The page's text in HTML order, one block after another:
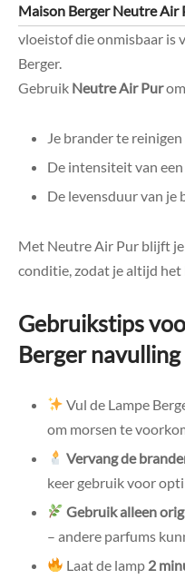
Maison Berger Neutre Air
vloeistof die onmisbaar is
Berger.
Gebruik Neutre Air Pur
Je brander te
De intensiteit van
De levensduur van je
Met Neutre Air Pur blijft
conditie, zodat je altijd het
Gebruikstips
Berger navulling
Vul de Lampe
om morsen te
Vervang de
keer gebruik voor
Gebruik alleen
– andere parfums
Laat de lamp 2